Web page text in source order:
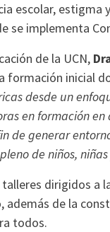
escolar,
se implementa
de la UCN,
formación inicial
desde un
en formación
de generar
de niños, niñas
dirigidos a
además de la
todos.